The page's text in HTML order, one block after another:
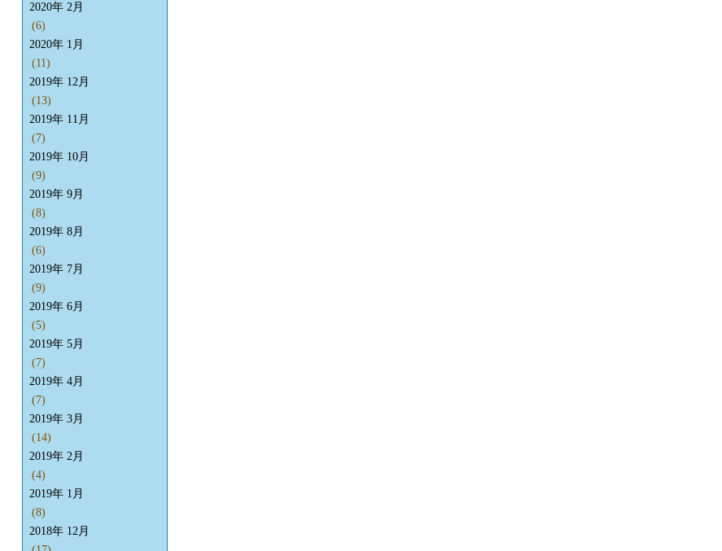
2020年 2月
(6)
2020年 1月
(11)
2019年 12月
(13)
2019年 11月
(7)
2019年 10月
(9)
2019年 9月
(8)
2019年 8月
(6)
2019年 7月
(9)
2019年 6月
(5)
2019年 5月
(7)
2019年 4月
(7)
2019年 3月
(14)
2019年 2月
(4)
2019年 1月
(8)
2018年 12月